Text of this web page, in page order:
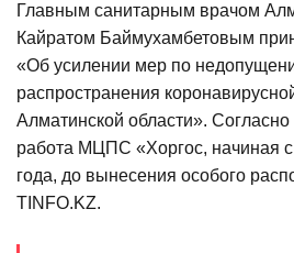
Главным санитарным врачом
Кайратом Баймухамбетовым
«Об усилении мер по
распространения
Алматинской области».
работа МЦПС «Хоргос, начиная
года, до вынесения особого
TINFO.KZ.